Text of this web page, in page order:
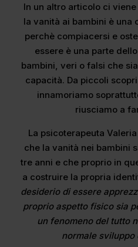
In un altro articolo ci
la vanità ai bambini è una
perchè compiacersi e
essere è una parte
bambini, veri o falsi che
capacità. Da piccoli
innamoriamo
riusciamo a
La psicoterapeuta
che la vanità nei bambini
tre anni e che proprio in
a costruire la propria
desiderio di essere
proprio aspetto fisico sia
un fenomeno del tutto
normale sviluppo